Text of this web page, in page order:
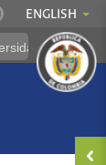
ENGLISH